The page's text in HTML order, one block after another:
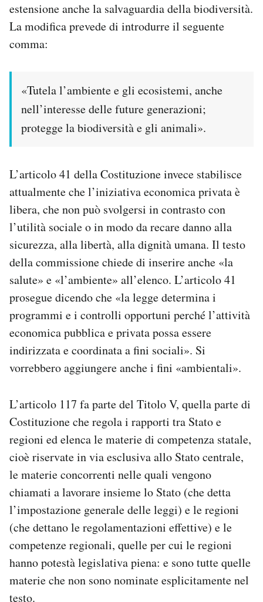
estensione anche la salvaguardia della biodiversità.
La modifica prevede di introdurre il seguente
comma:
«Tutela l’ambiente e gli ecosistemi, anche
nell’interesse delle future generazioni;
protegge la biodiversità e gli animali».
L’articolo 41 della Costituzione invece stabilisce
attualmente che l’iniziativa economica privata è
libera, che non può svolgersi in contrasto con
l’utilità sociale o in modo da recare danno alla
sicurezza, alla libertà, alla dignità umana. Il testo
della commissione chiede di inserire anche «la
salute» e «l’ambiente» all’elenco. L’articolo 41
prosegue dicendo che «la legge determina i
programmi e i controlli opportuni perché l’attività
economica pubblica e privata possa essere
indirizzata e coordinata a fini sociali». Si
vorrebbero aggiungere anche i fini «ambientali».
L’articolo 117 fa parte del Titolo V, quella parte di
Costituzione che regola i rapporti tra Stato e
regioni ed elenca le materie di competenza statale,
cioè riservate in via esclusiva allo Stato centrale,
le materie concorrenti nelle quali vengono
chiamati a lavorare insieme lo Stato (che detta
l’impostazione generale delle leggi) e le regioni
(che dettano le regolamentazioni effettive) e le
competenze regionali, quelle per cui le regioni
hanno potestà legislativa piena: e sono tutte quelle
materie che non sono nominate esplicitamente nel
testo.